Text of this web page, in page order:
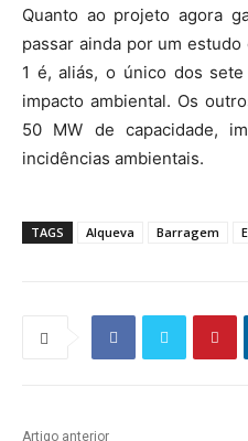
Quanto ao projeto agora
passar ainda por um
1 é, aliás, o único dos
impacto ambiental. Os
50 MW de capacidade,
incidências ambientais.
TAGS Alqueva Barragem
Artigo anterior